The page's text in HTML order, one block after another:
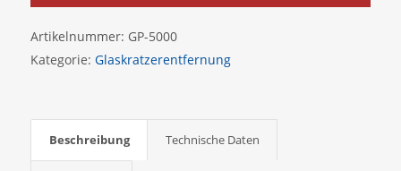
Artikelnummer: GP-5000
Kategorie: Glaskratzerentfernung
Beschreibung Technische Daten